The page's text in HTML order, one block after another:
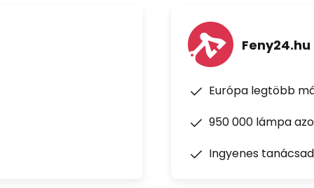
Feny24.hu
Európa legtöbb
950 000 lámpa
Ingyenes